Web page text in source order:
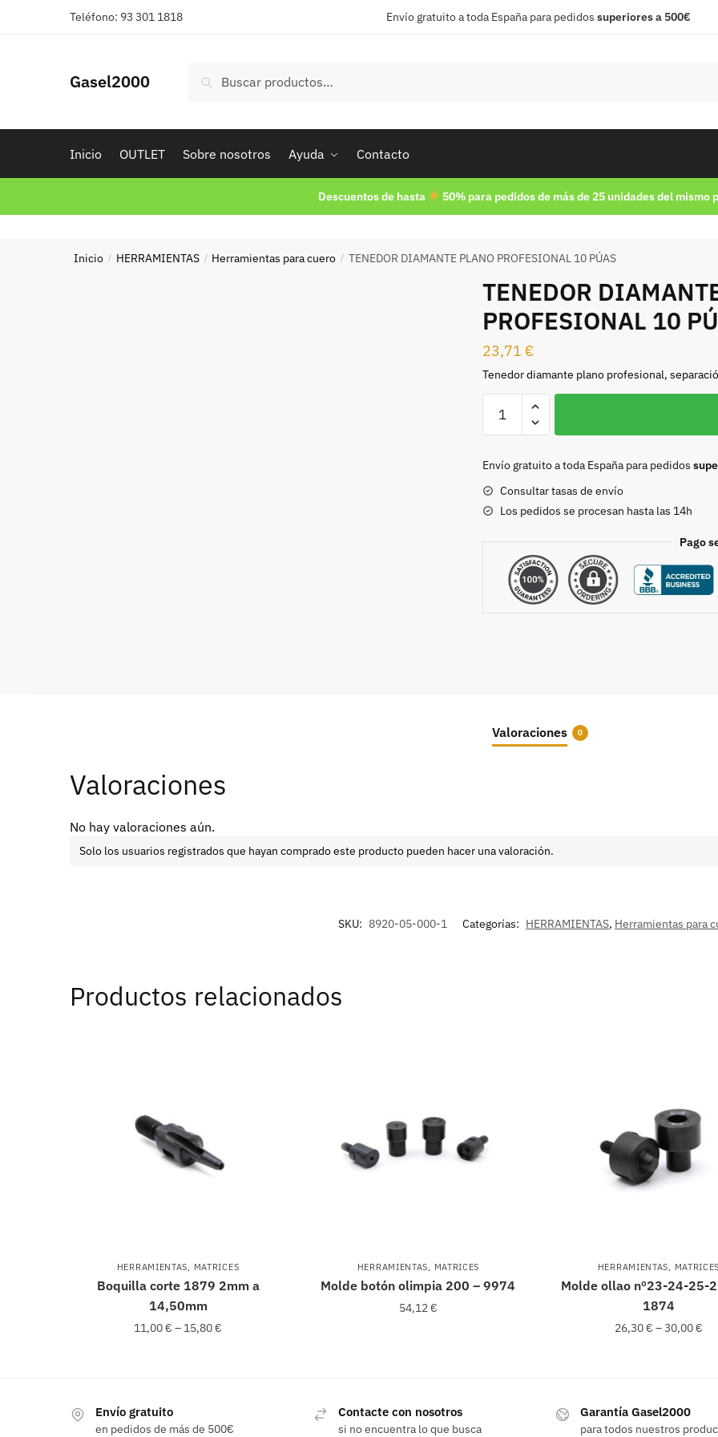
Teléfono: 93 301 1818 Envío gratuito a toda España para pedidos superiores a 500€
Gasel2000
por:
Buscar
Inicio OUTLET Sobre nosotros Ayuda Contacto
Descuentos de hasta 50% para pedidos de más de 25 unidades del mismo
Inicio / HERRAMIENTAS / Herramientas para cuero / TENEDOR DIAMANTE PLANO PROFESIONAL 10 PÚAS
TENEDOR
PROFESIONAL 10
23,71 €
Tenedor diamante plano profesional,
TENEDOR
DIAMANTE
PROFESIONAL
10
PÚAS
cantidad
Envío gratuito a toda España para pedidos
Consultar tasas de envío
Los pedidos se procesan hasta las 14h
Pago
Valoraciones 0
Valoraciones
No hay valoraciones aún.
Solo los usuarios registrados que hayan comprado este producto pueden hacer una valoración.
SKU: 8920-05-000-1 Categorías: HERRAMIENTAS, Herramientas para
Productos relacionados
HERRAMIENTAS, MATRICES
Boquilla corte 1879 2mm a
14,50mm
11,00€ – 15,80€
tiene
HERRAMIENTAS, MATRICES
Molde botón olimpia 200 – 9974
54,12€
HERRAMIENTAS,
Molde ollao nº23-24-25-
1874
26,30€ –30,00€
producto
tiene
Envío gratuito
en pedidos de más de 500€
Contacte con nosotros
si no encuentra lo que busca
Garantía Gasel2000
para todos nuestros